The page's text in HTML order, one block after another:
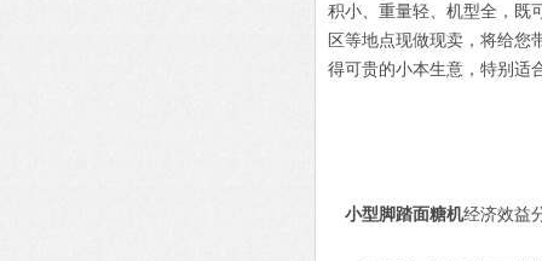
积小、重量轻、机型全，既
区等地点现做现卖，将给您
得可贵的小本生意，特别适
小型脚踏面糖机经济效益